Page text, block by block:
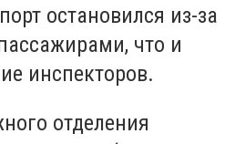
остановился из-за
что и
инспекторов.
отделения